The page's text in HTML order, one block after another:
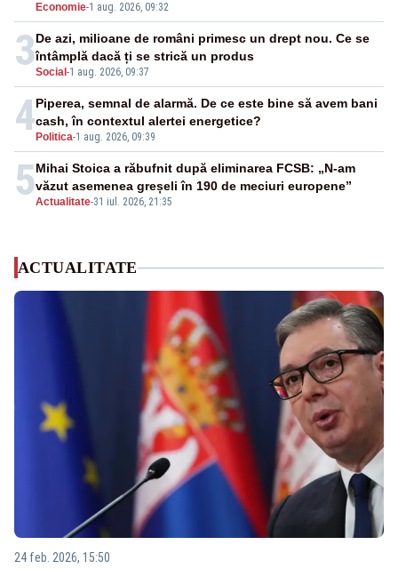
Economie-1 aug. 2026, 09:32
3Social -1 aug. 2026, 09:37
De azi, milioane de români primesc un drept nou. Ce se
întâmplă dacă ți se strică un produs
4 Politica-1 aug. 2026, 09:39
Piperea, semnal de alarmă. De ce este bine să avem bani
cash, în contextul alertei energetice?
5Actualitate-31 iul. 2026, 21:35
Mihai Stoica a răbufnit după eliminarea FCSB: „N-am
văzut asemenea greșeli în 190 de meciuri europene”
ACTUALITATE
24 feb. 2026, 15:50